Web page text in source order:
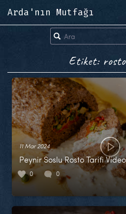
Arda'nın Mutfağı
Etiket:
11 Mar 2024
Peynir Soslu Rosto Tarifi Video
0 0